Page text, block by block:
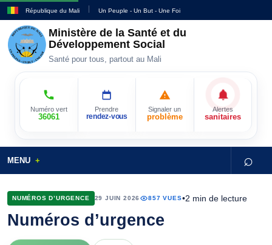
République du Mali Un Peuple - Un But - Une Foi
Ministère de la Santé et du
Développement Social
Santé pour tous, partout au Mali
Numéro vert
36061
Prendre
rendez-vous
Signaler un
problème
Alertes
sanitaires
MENU ⌕
NUMÉROS D’URGENCE 29 JUIN 2026 857 VUES•2 min de lecture
Numéros d’urgence